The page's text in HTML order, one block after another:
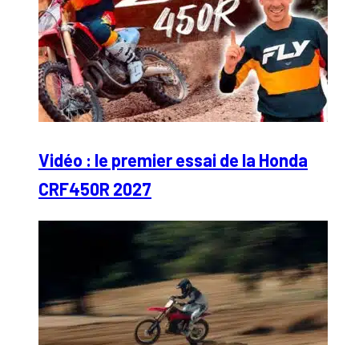
Vidéo : le premier essai de la Honda
CRF450R 2027